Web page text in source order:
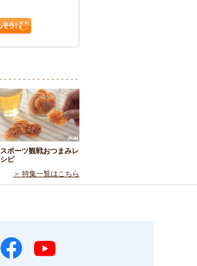
スポーツ観戦おつまみレ
シピ
＞ 特集一覧はこちら